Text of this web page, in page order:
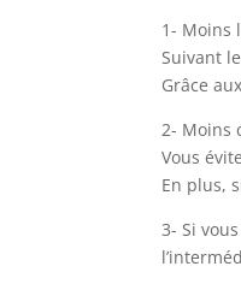
1- Moins
Suivant
Grâce
2- Moins
Vous
En plus,
3- Si